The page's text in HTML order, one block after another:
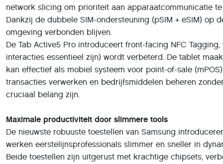
network slicing om prioriteit aan apparaatcommunicatie
Dankzij de dubbele SIM-ondersteuning (pSIM + eSIM) op
omgeving verbonden blijven.
De Tab Active5 Pro introduceert front-facing NFC
interacties essentieel zijn) wordt verbeterd. De tablet
kan effectief als mobiel systeem voor point-of-sale
transacties verwerken en bedrijfsmiddelen beheren
cruciaal belang zijn.
Maximale productiviteit door slimmere tools
De nieuwste robuuste toestellen van Samsung
werken eerstelijnsprofessionals slimmer en sneller in
Beide toestellen zijn uitgerust met krachtige chipsets,